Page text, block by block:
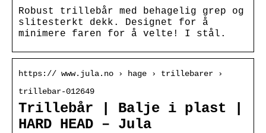
Robust trillebår med behagelig grep og
slitesterkt dekk. Designet for å
minimere faren for å velte! I stål.
https:// www.jula.no › hage › trillebarer ›
trillebar-012649
Trillebår | Balje i plast |
HARD HEAD – Jula